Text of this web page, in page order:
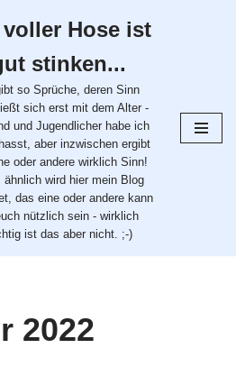
Hose ist
stinken...
so Sprüche, deren Sinn
sich erst mit dem Alter -
und Jugendlicher habe ich
aber inzwischen ergibt
oder andere wirklich Sinn!
ähnlich wird hier mein Blog
das eine oder andere kann
nützlich sein - wirklich
ist das aber nicht. ;-)
2022